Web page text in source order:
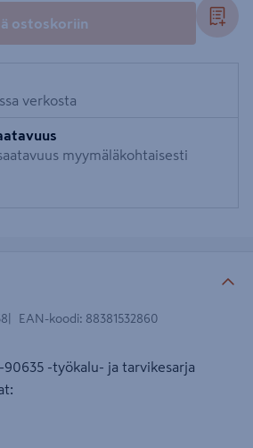
ostoskoriin
verkosta
myymäläkohtaisesti
EAN-koodi: 88381532860
90635 -työkalu- ja tarvikesarja